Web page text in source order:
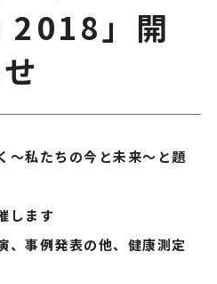
2018」開
たちの今と未来～と題
ます
例発表の他、健康測定